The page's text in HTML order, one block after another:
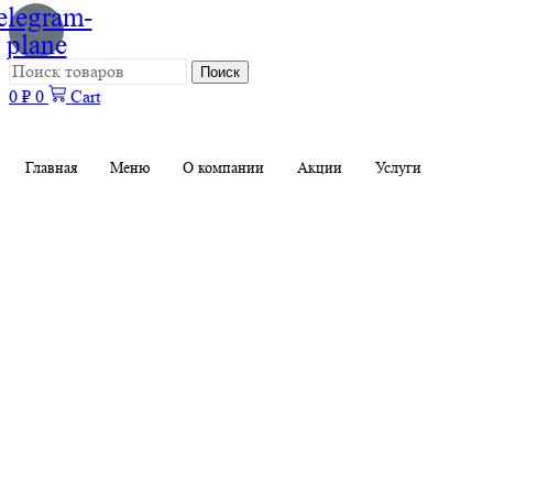
plane
Поиск
0 ₽ 0 Cart
Главная Меню О компании Акции Услуги